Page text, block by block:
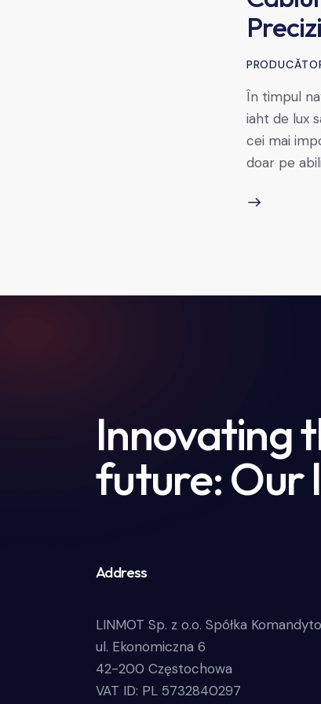
În timpul
iaht de lux
cei mai
doar pe
Innovating
future: Our
Address
LINMOT Sp. z o.o. Spółka
ul. Ekonomiczna 6
42-200 Częstochowa
VAT ID: PL 5732840297